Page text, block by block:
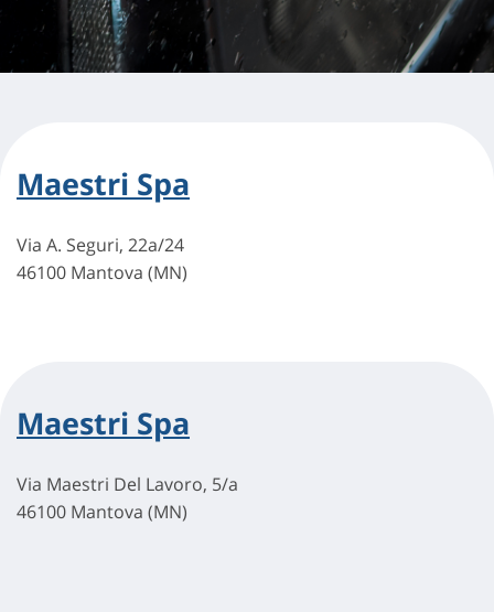
Maestri Spa
Via A. Seguri, 22a/24
46100 Mantova (MN)
Maestri Spa
Via Maestri Del Lavoro, 5/a
46100 Mantova (MN)